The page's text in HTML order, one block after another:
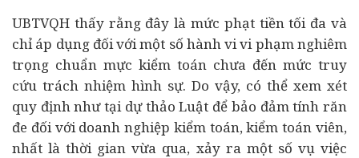
UBTVQH thấy rằng đây là mức phạt tiền tối đa và
chỉ áp dụng đối với một số hành vi vi phạm nghiêm
trọng chuẩn mực kiểm toán chưa đến mức truy
cứu trách nhiệm hình sự. Do vậy, có thể xem xét
quy định như tại dự thảo Luật để bảo đảm tính răn
đe đối với doanh nghiệp kiểm toán, kiểm toán viên,
nhất là thời gian vừa qua, xảy ra một số vụ việc